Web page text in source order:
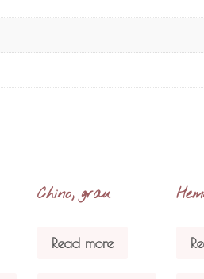
Chino, grau
Read more